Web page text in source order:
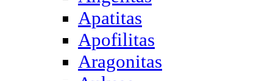
Apatitas
Apofilitas
Aragonitas